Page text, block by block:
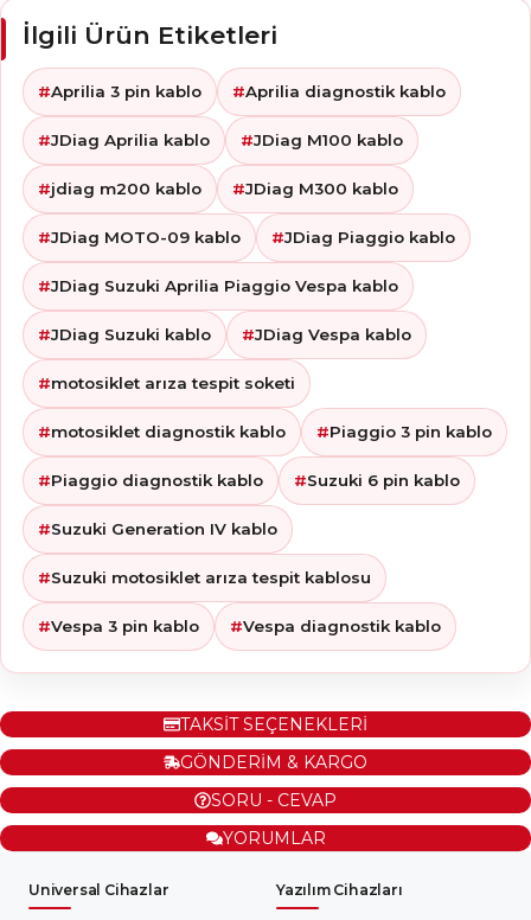
TAKSİT SEÇENEKLERİ
GÖNDERİM & KARGO
SORU - CEVAP
YORUMLAR
İlgili Ürün Etiketleri
Aprilia 3 pin kablo Aprilia diagnostik kablo
JDiag Aprilia kablo JDiag M100 kablo
jdiag m200 kablo JDiag M300 kablo
JDiag MOTO-09 kablo JDiag Piaggio kablo
JDiag Suzuki Aprilia Piaggio Vespa kablo
JDiag Suzuki kablo JDiag Vespa kablo
motosiklet arıza tespit soketi
motosiklet diagnostik kablo Piaggio 3 pin kablo
Piaggio diagnostik kablo Suzuki 6 pin kablo
Suzuki Generation IV kablo
Suzuki motosiklet arıza tespit kablosu
Vespa 3 pin kablo Vespa diagnostik kablo
Universal Cihazlar Yazılım Cihazları